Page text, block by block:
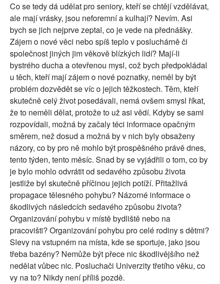
Co se tedy dá udělat pro seniory, kteří se chtějí vzdělávat,
ale mají vrásky, jsou neforemní a kulhají? Nevím. Asi
bych se jich nejprve zeptal, co je vede na přednášky.
Zájem o nové věci nebo spíš teplo v posluchárně či
společnost jiných jim věkově blízkých lidí? Mají-li
bystrého ducha a otevřenou mysl, což bych předpokládal
u těch, kteří mají zájem o nové poznatky, neměl by být
problém dozvědět se víc o jejich těžkostech. Těm, kteří
skutečně celý život posedávali, nemá ovšem smysl říkat,
že to neměli dělat, protože to už asi vědí. Kdyby se sami
rozpovídali, možná by začaly téci informace opačným
směrem, než dosud a možná by v nich byly obsaženy
názory, co by pro ně mohlo být prospěšného právě dnes,
tento týden, tento měsíc. Snad by se vyjádřili o tom, co by
je bylo mohlo odvrátit od sedavého způsobu života
jestliže byl skutečně příčinou jejich potíží. Přitažlivá
propagace tělesného pohybu? Názorné informace o
škodlivých následcích sedavého způsobu života?
Organizování pohybu v místě bydliště nebo na
pracovišti? Organizování pohybu pro celé rodiny s dětmi?
Slevy na vstupném na místa, kde se sportuje, jako jsou
třeba bazény? Nemůže být přece nic škodlivějšího než
nedělat vůbec nic. Posluchači Univerzity třetího věku, co
vy na to? Nikdy není příliš pozdě.